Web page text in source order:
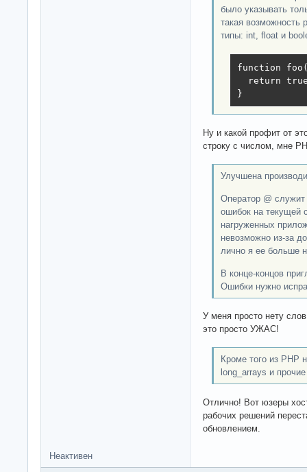
было указывать
такая возможность
типы: int, float и
function
return
}
Ну и какой профит от
строку с числом, мне
Улучшена
Оператор @
ошибок на текущей
нагруженных
невозможно из-за
лично я ее больше
В конце-концов
Ошибки нужно
У меня просто нету
это просто УЖАС!
Кроме того из PHP
long_arrays и
Отлично! Вот юзеры
рабочих решений
обновлением.
Неактивен